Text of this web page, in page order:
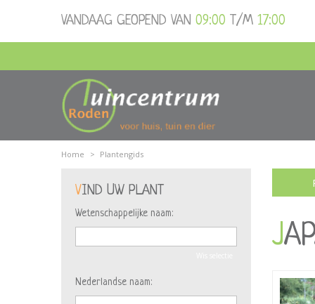
Home > Plantengids
VANDAAG GEOPEND VAN 09:00 T/M 17:00
VIND UW PLANT
Wetenschappelijke naam:
Nederlandse naam: